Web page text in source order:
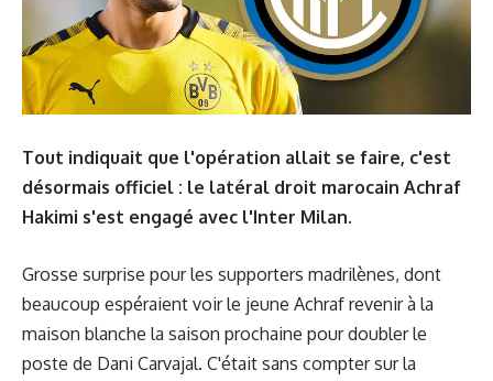
Tout indiquait que l'opération allait se faire, c'est
désormais officiel : le latéral droit marocain Achraf
Hakimi s'est engagé avec l'Inter Milan.
Grosse surprise pour les supporters madrilènes, dont
beaucoup espéraient voir le jeune Achraf revenir à la
maison blanche la saison prochaine pour doubler le
poste de Dani Carvajal. C'était sans compter sur la